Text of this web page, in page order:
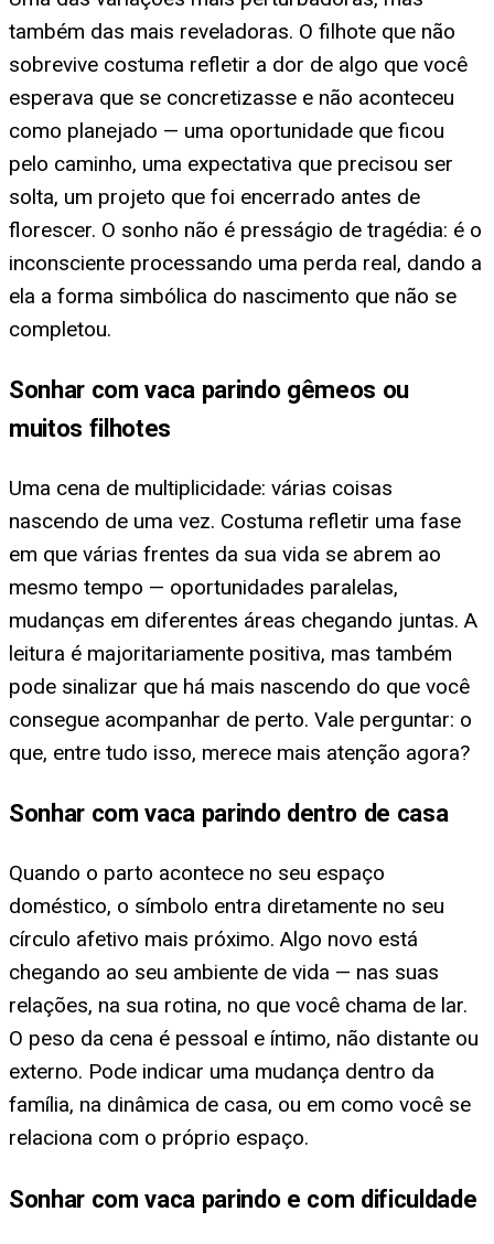
também das mais reveladoras. O filhote que não
sobrevive costuma refletir a dor de algo que você
esperava que se concretizasse e não aconteceu
como planejado — uma oportunidade que ficou
pelo caminho, uma expectativa que precisou ser
solta, um projeto que foi encerrado antes de
florescer. O sonho não é presságio de tragédia: é o
inconsciente processando uma perda real, dando a
ela a forma simbólica do nascimento que não se
completou.
Sonhar com vaca parindo gêmeos ou
muitos filhotes
Uma cena de multiplicidade: várias coisas
nascendo de uma vez. Costuma refletir uma fase
em que várias frentes da sua vida se abrem ao
mesmo tempo — oportunidades paralelas,
mudanças em diferentes áreas chegando juntas. A
leitura é majoritariamente positiva, mas também
pode sinalizar que há mais nascendo do que você
consegue acompanhar de perto. Vale perguntar: o
que, entre tudo isso, merece mais atenção agora?
Sonhar com vaca parindo dentro de casa
Quando o parto acontece no seu espaço
doméstico, o símbolo entra diretamente no seu
círculo afetivo mais próximo. Algo novo está
chegando ao seu ambiente de vida — nas suas
relações, na sua rotina, no que você chama de lar.
O peso da cena é pessoal e íntimo, não distante ou
externo. Pode indicar uma mudança dentro da
família, na dinâmica de casa, ou em como você se
relaciona com o próprio espaço.
Sonhar com vaca parindo e com dificuldade